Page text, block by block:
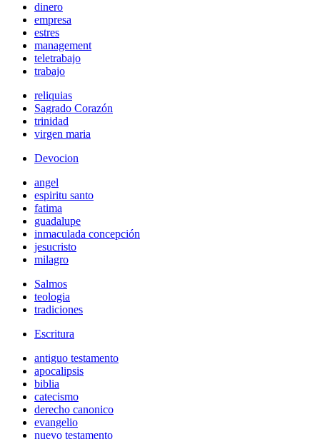
dinero
empresa
estres
management
teletrabajo
trabajo
reliquias
Sagrado Corazón
trinidad
virgen maria
Devocion
angel
espiritu santo
fatima
guadalupe
inmaculada concepción
jesucristo
milagro
Salmos
teologia
tradiciones
Escritura
antiguo testamento
apocalipsis
biblia
catecismo
derecho canonico
evangelio
nuevo testamento